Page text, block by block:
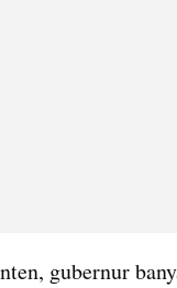
gubernur